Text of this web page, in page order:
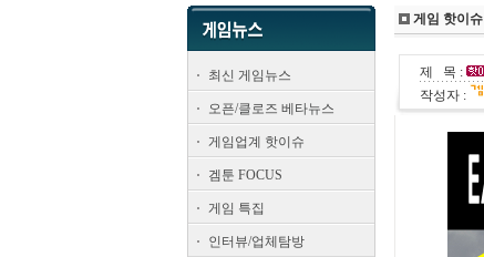
최신 게임뉴스
오픈/클로즈 베타뉴스
게임업계 핫이슈
겜툰 FOCUS
게임 특집
인터뷰/업체탐방
게임 핫이슈
제 목 :
작성자 :